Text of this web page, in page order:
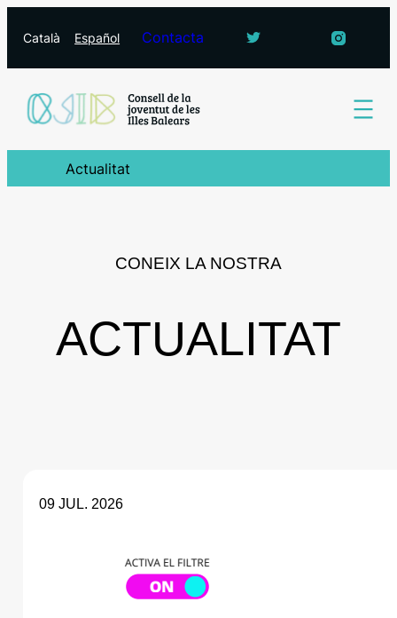
contingut
Català Español Contacta
Actualitat
CONEIX LA NOSTRA
ACTUALITAT
09 JUL. 2026